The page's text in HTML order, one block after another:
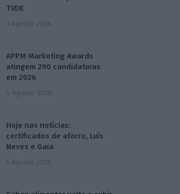
TVDE
3 Agosto 2026
APPM Marketing Awards
atingem 290 candidaturas
em 2026
4 Agosto 2026
Hoje nas notícias:
certificados de aforro, Luís
Neves e Gaia
5 Agosto 2026